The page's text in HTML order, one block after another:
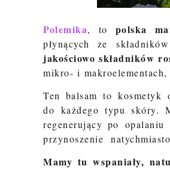
Polemika, to polska
płynących ze
jakościowo składników
mikro- i
Ten balsam to kosmetyk
do każdego typu skóry.
regenerujący po opalaniu
przynoszenie
Mamy tu wspaniały,